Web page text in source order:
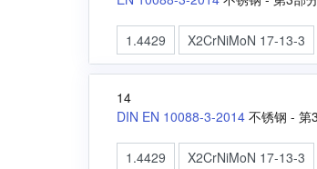
1.4429 X2CrNiMoN 17-13-3
14
DIN EN 10088-3-2014 不锈钢 - 第
1.4429 X2CrNiMoN 17-13-3